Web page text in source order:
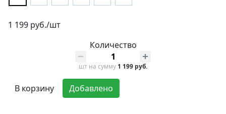
1 199 руб./шт
Количество
шт на сумму 1 199 руб.
В корзину Добавлено